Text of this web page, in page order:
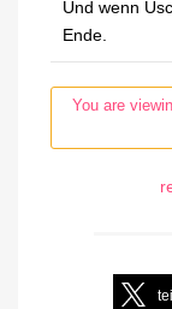
Und wenn
Ende.
You are